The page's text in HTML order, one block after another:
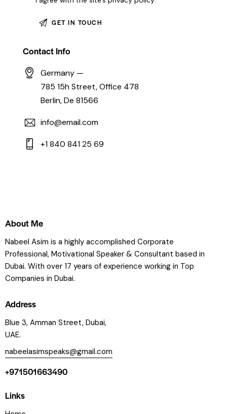
Contact Info
Germany —
785 15h Street, Office 478
Berlin, De 81566
info@email.com
+1 840 841 25 69
About Me
Nabeel Asim is a highly accomplished Corporate
Professional, Motivational Speaker & Consultant based in
Dubai. With over 17 years of experience working in Top
Companies in Dubai.
Address
Blue 3, Amman Street, Dubai,
UAE.
nabeelasimspeaks@gmail.com
+971501663490
Links